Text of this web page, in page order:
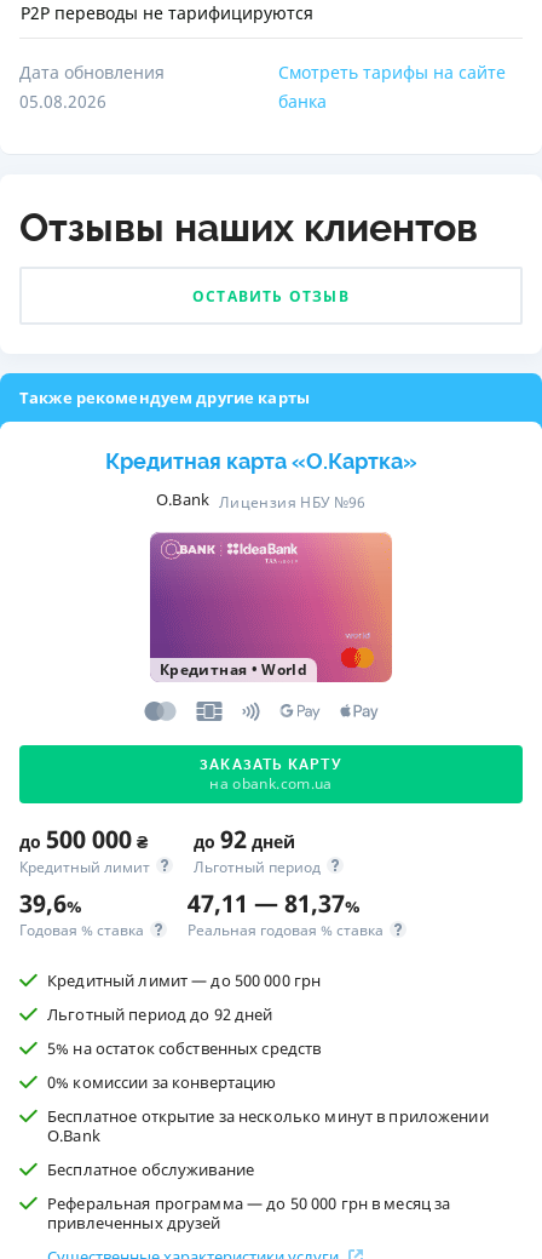
Р2Р переводы не тарифицируются
Дата обновления
05.08.2026
Смотреть тарифы на сайте
банка
Отзывы наших клиентов
ОСТАВИТЬ ОТЗЫВ
Также рекомендуем другие карты
Кредитная карта «O.Картка»
O.Bank Лицензия НБУ №96
Кредитная •World
ЗАКАЗАТЬ КАРТУ
на obank.com.ua
до 500 000 ₴
Кредитный лимит
до 92 дней
Льготный период
39,6%
Годовая % ставка
47,11 — 81,37%
Реальная годовая % ставка
Кредитный лимит — до 500 000 грн
Льготный период до 92 дней
5% на остаток собственных средств
0% комиссии за конвертацию
Бесплатное открытие за несколько минут в приложении
O.Bank
Бесплатное обслуживание
Реферальная программа — до 50 000 грн в месяц за
привлеченных друзей